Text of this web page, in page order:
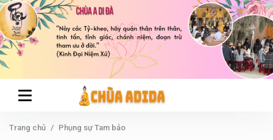
Trang chủ Phụng sự Tam bảo